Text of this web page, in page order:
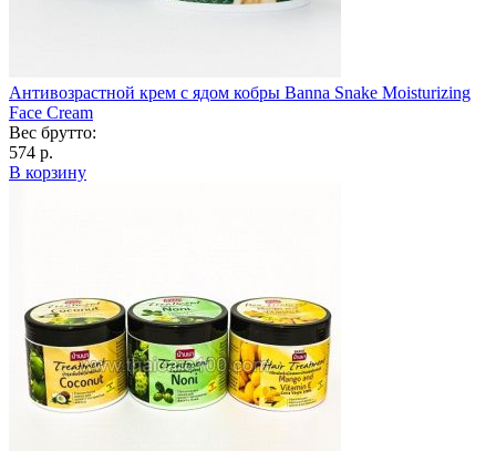
Антивозрастной крем с ядом кобры Banna Snake Moisturizing
Face Cream
Вес брутто:
574 р.
В корзину